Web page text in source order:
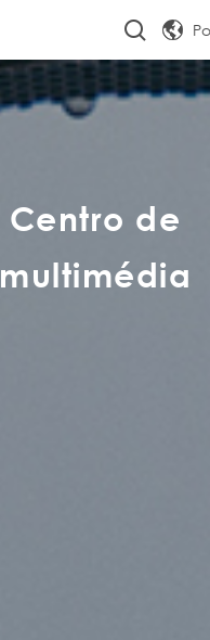
Centro de
multimédia